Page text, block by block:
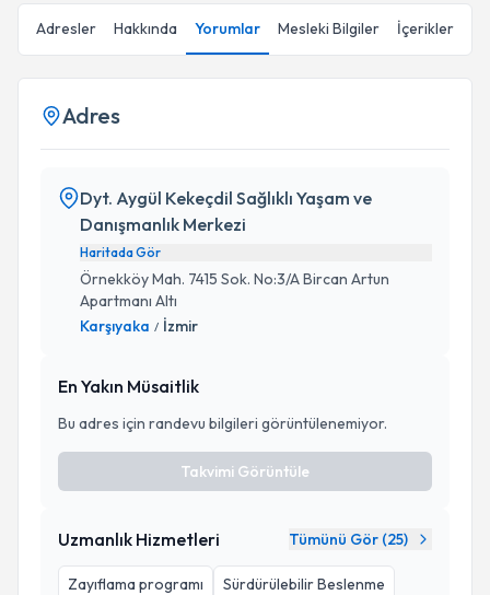
Adresler Hakkında Yorumlar Mesleki Bilgiler İçerikler
Adres
Dyt. Aygül Kekeçdil Sağlıklı Yaşam ve
Danışmanlık Merkezi
Haritada Gör
Örnekköy Mah. 7415 Sok. No:3/A Bircan Artun
Apartmanı Altı
Karşıyaka / İzmir
En Yakın Müsaitlik
Bu adres için randevu bilgileri görüntülenemiyor.
Takvimi Görüntüle
Uzmanlık Hizmetleri Tümünü Gör (25)
Zayıflama programı
Sürdürülebilir Beslenme